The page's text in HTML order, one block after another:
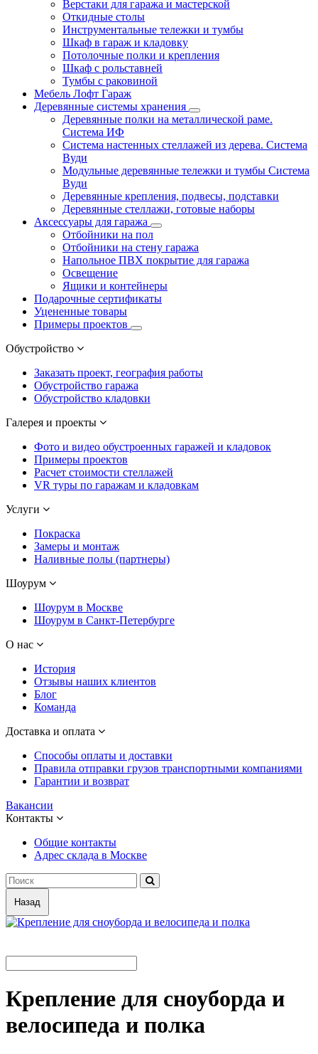
Верстаки для гаража и мастерской
Откидные столы
Инструментальные тележки и тумбы
Шкаф в гараж и кладовку
Потолочные полки и крепления
Шкаф с рольставней
Тумбы с раковиной
Мебель Лофт Гараж
Деревянные системы хранения
Деревянные полки на металлической раме.
Система ИФ
Система настенных стеллажей из дерева. Система
Вуди
Модульные деревянные тележки и тумбы Система
Вуди
Деревянные крепления, подвесы, подставки
Деревянные стеллажи, готовые наборы
Аксессуары для гаража
Отбойники на пол
Отбойники на стену гаража
Напольное ПВХ покрытие для гаража
Освещение
Ящики и контейнеры
Подарочные сертификаты
Уцененные товары
Примеры проектов
Обустройство
Заказать проект, география работы
Обустройство гаража
Обустройство кладовки
Галерея и проекты
Фото и видео обустроенных гаражей и кладовок
Примеры проектов
Расчет стоимости стеллажей
VR туры по гаражам и кладовкам
Услуги
Покраска
Замеры и монтаж
Наливные полы (партнеры)
Шоурум
Шоурум в Москве
Шоурум в Санкт-Петербурге
О нас
История
Отзывы наших клиентов
Блог
Команда
Доставка и оплата
Способы оплаты и доставки
Правила отправки грузов транспортными компаниями
Гарантии и возврат
Вакансии
Контакты
Общие контакты
Адрес склада в Москве
Назад
Крепление для сноуборда и
велосипеда и полка